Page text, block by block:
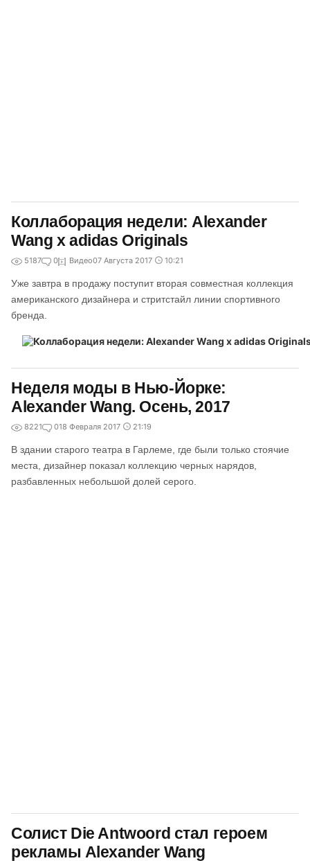
Коллаборация недели: Alexander
Wang x adidas Originals
5187 0 Видео07 Августа 2017 10:21
Уже завтра в продажу поступит вторая совместная коллекция
американского дизайнера и стритстайл линии спортивного
бренда.
Неделя моды в Нью-Йорке:
Alexander Wang. Осень, 2017
8221 018 Февраля 2017 21:19
В здании старого театра в Гарлеме, где были только стоячие
места, дизайнер показал коллекцию черных нарядов,
разбавленных небольшой долей серого.
Солист Die Antwoord стал героем
рекламы Alexander Wang